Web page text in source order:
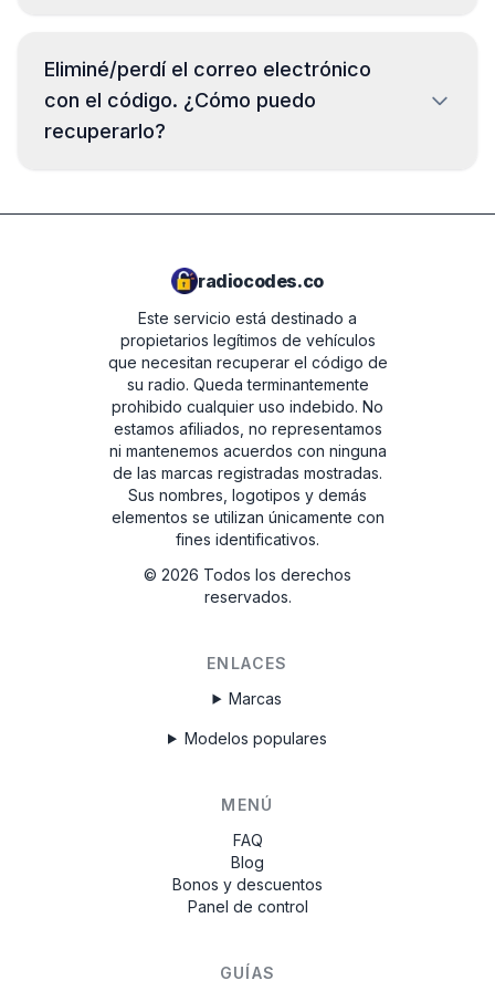
la carcasa. Normalmente hay que extraer la
radio del salpicadero para verlo, aunque en
algunos modelos puede mostrarse en la
pantalla. Encontrarás instrucciones detalladas
Eliminé/perdí el correo electrónico
con el código. ¿Cómo puedo
recuperarlo?
guardado en tu cuenta. Inicia sesión con el
encontrarás todos los datos del pedido, incluido
el código de la radio.
radiocodes.co
Este servicio está destinado a
propietarios legítimos de vehículos
que necesitan recuperar el código de
su radio. Queda terminantemente
prohibido cualquier uso indebido. No
estamos afiliados, no representamos
ni mantenemos acuerdos con ninguna
de las marcas registradas mostradas.
Sus nombres, logotipos y demás
elementos se utilizan únicamente con
fines identificativos.
© 2026 Todos los derechos
reservados.
ENLACES
Marcas
Modelos populares
MENÚ
FAQ
Blog
Bonos y descuentos
Panel de control
GUÍAS